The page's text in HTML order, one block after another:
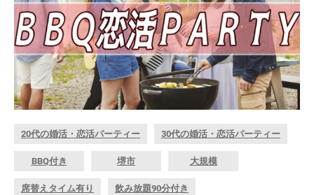
20代の婚活・恋活パーティー 30代の婚活・恋活パーティー
BBQ付き 堺市 大規模
席替えタイム有り 飲み放題90分付き